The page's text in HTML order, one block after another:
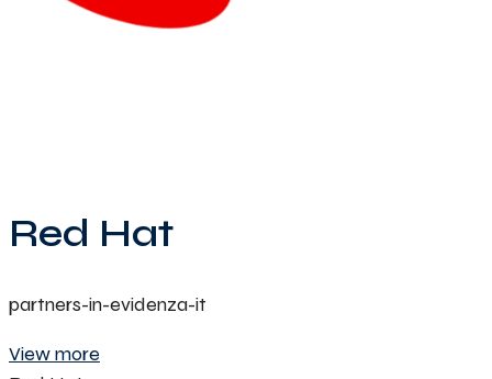
Red Hat
partners-in-evidenza-it
View more